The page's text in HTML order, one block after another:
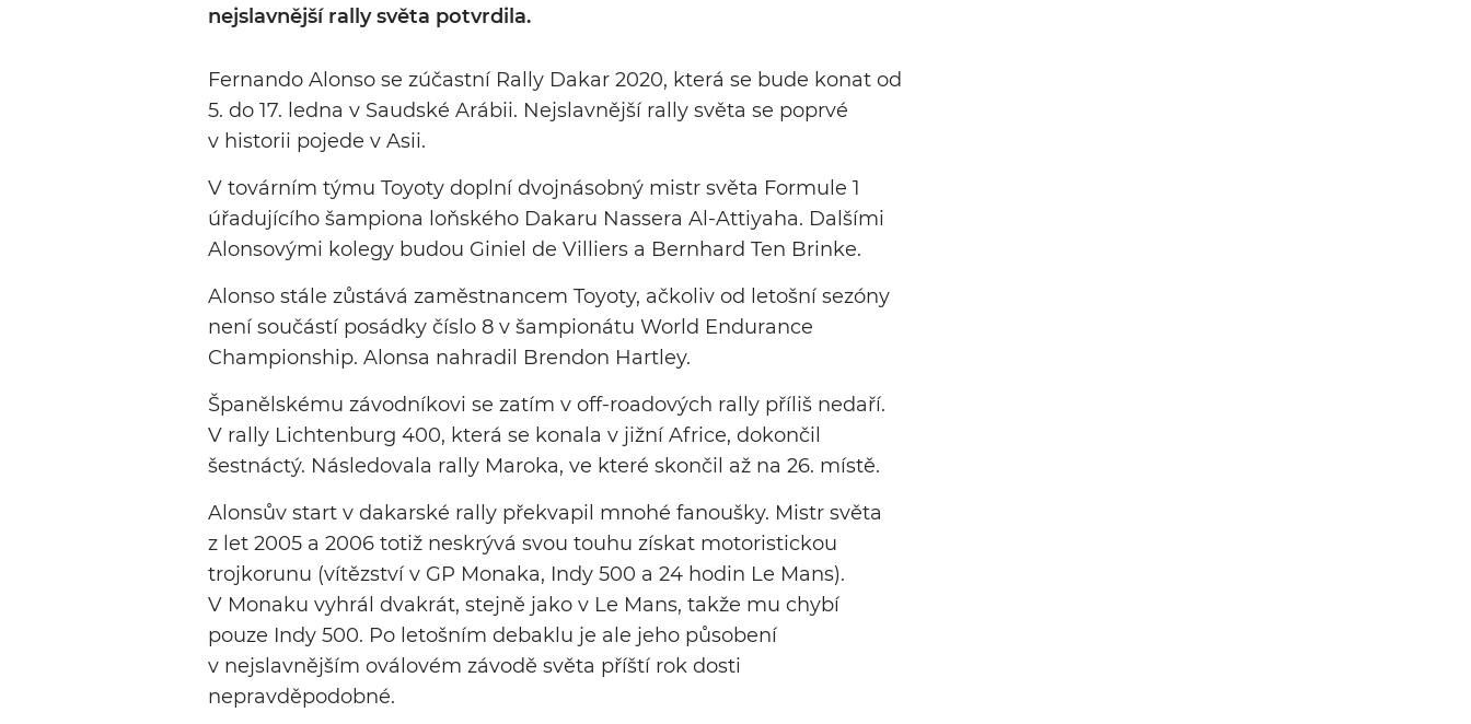
nejslavnější rally světa potvrdila.
Fernando Alonso se zúčastní Rally Dakar 2020, která se bude konat od
5. do 17. ledna v Saudské Arábii. Nejslavnější rally světa se poprvé
v historii pojede v Asii.
V továrním týmu Toyoty doplní dvojnásobný mistr světa Formule 1
úřadujícího šampiona loňského Dakaru Nassera Al-Attiyaha. Dalšími
Alonsovými kolegy budou Giniel de Villiers a Bernhard Ten Brinke.
Alonso stále zůstává zaměstnancem Toyoty, ačkoliv od letošní sezóny
není součástí posádky číslo 8 v šampionátu World Endurance
Championship. Alonsa nahradil Brendon Hartley.
Španělskému závodníkovi se zatím v off-roadových rally příliš nedaří.
V rally Lichtenburg 400, která se konala v jižní Africe, dokončil
šestnáctý. Následovala rally Maroka, ve které skončil až na 26. místě.
Alonsův start v dakarské rally překvapil mnohé fanoušky. Mistr světa
z let 2005 a 2006 totiž neskrývá svou touhu získat motoristickou
trojkorunu (vítězství v GP Monaka, Indy 500 a 24 hodin Le Mans).
V Monaku vyhrál dvakrát, stejně jako v Le Mans, takže mu chybí
pouze Indy 500. Po letošním debaklu je ale jeho působení
v nejslavnějším oválovém závodě světa příští rok dosti
nepravděpodobné.